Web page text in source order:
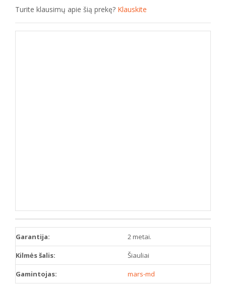
Turite klausimų apie šią prekę? Klauskite
Garantija: 2 metai.
Kilmės šalis: Šiauliai
Gamintojas: mars-md